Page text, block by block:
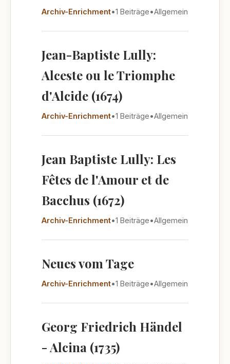
Archiv-Enrichment•1 Beiträge•Allgemein
Jean-Baptiste Lully:
Alceste ou le Triomphe
d'Alcide (1674)
Archiv-Enrichment•1 Beiträge•Allgemein
Jean Baptiste Lully: Les
Fêtes de l'Amour et de
Bacchus (1672)
Archiv-Enrichment•1 Beiträge•Allgemein
Neues vom Tage
Archiv-Enrichment•1 Beiträge•Allgemein
Georg Friedrich Händel
- Alcina (1735)